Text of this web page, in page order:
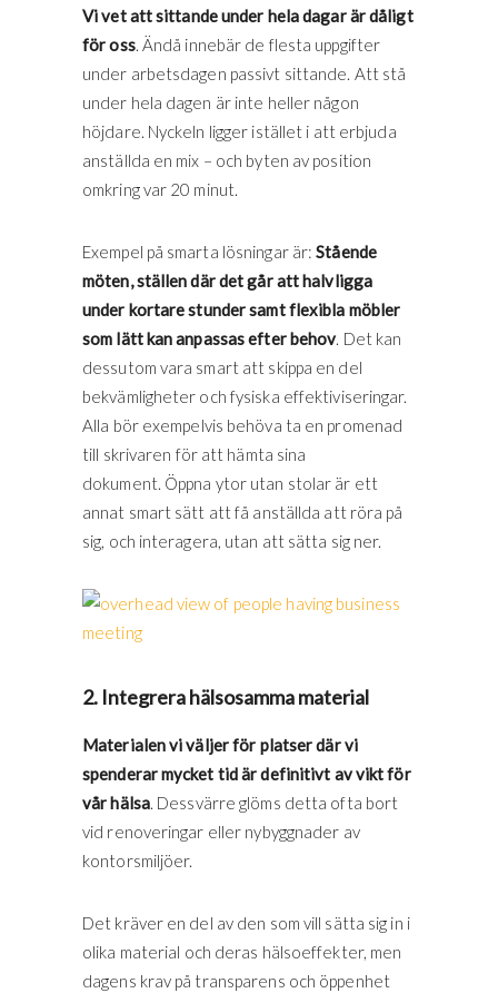
Vi vet att sittande under hela dagar är dåligt
för oss. Ändå innebär de flesta uppgifter
under arbetsdagen passivt sittande. Att stå
under hela dagen är inte heller någon
höjdare. Nyckeln ligger istället i att erbjuda
anställda en mix – och byten av position
omkring var 20 minut.
Exempel på smarta lösningar är:Stående
möten, ställen där det går att halvligga
under kortare stunder samt flexibla möbler
som lätt kan anpassas efter behov. Det kan
dessutom vara smart att skippa en del
bekvämligheter och fysiska effektiviseringar.
Alla bör exempelvis behöva ta en promenad
till skrivaren för att hämta sina
dokument. Öppna ytor utan stolar är ett
annat smart sätt att få anställda att röra på
sig, och interagera, utan att sätta sig ner.
2. Integrera hälsosamma material
Materialen vi väljer för platser där vi
spenderar mycket tid är definitivt av vikt för
vår hälsa. Dessvärre glöms detta ofta bort
vid renoveringar eller nybyggnader av
kontorsmiljöer.
Det kräver en del av den som vill sätta sig in i
olika material och deras hälsoeffekter, men
dagens krav på transparens och öppenhet